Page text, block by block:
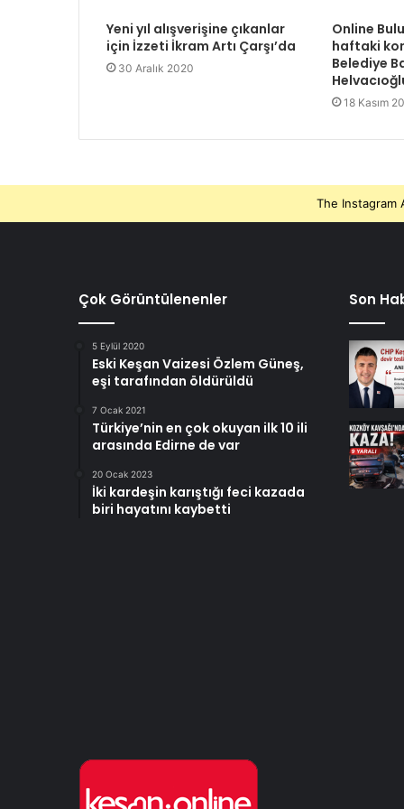
Yeni yıl alışverişine çıkanlar
için İzzeti İkram Artı Çarşı’da
30 Aralık 2020
Online
haftaki
Belediye
18 Kasım
The Instagram
Çok Görüntülenenler
5 Eylül 2020
Eski Keşan Vaizesi Özlem Güneş,
eşi tarafından öldürüldü
7 Ocak 2021
Türkiye’nin en çok okuyan ilk 10 ili
arasında Edirne de var
20 Ocak 2023
İki kardeşin karıştığı feci kazada
biri hayatını kaybetti
Son